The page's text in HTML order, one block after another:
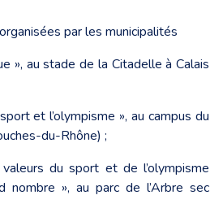
par les municipalités
», au stade de la Citadelle à Calais
et l’olympisme », au campus du
du-Rhône) ;
du sport et de l’olympisme
nombre », au parc de l’Arbre sec